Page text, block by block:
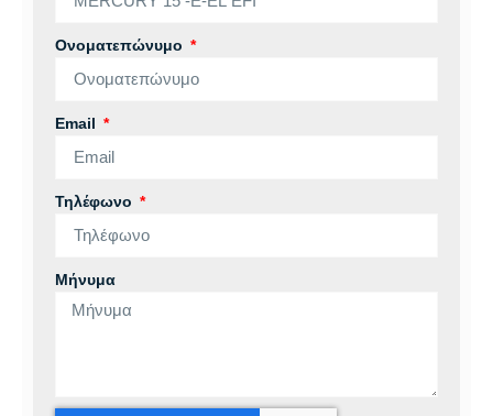
Ονοματεπώνυμο
Email
Τηλέφωνο
Μήνυμα